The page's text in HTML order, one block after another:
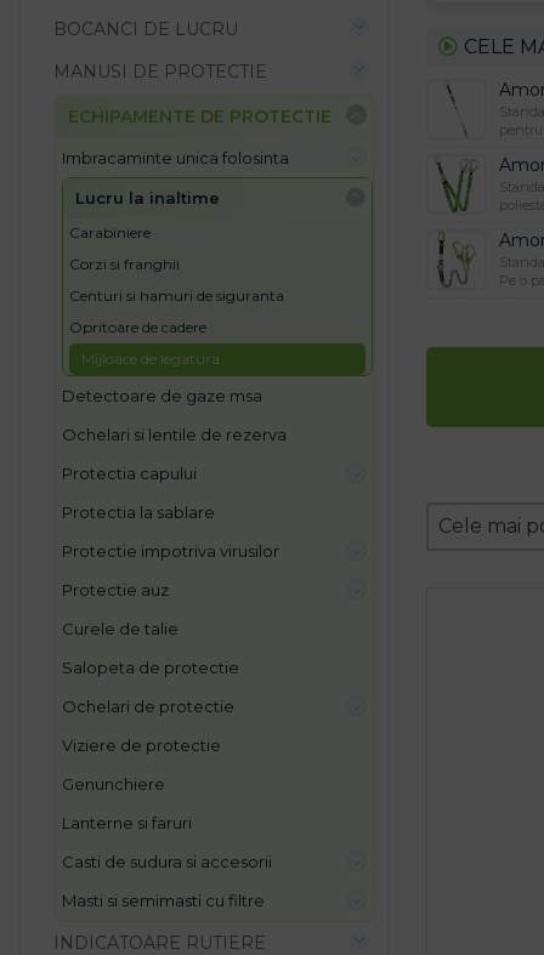
BOCANCI DE LUCRU
MANUSI DE PROTECTIE
ECHIPAMENTE DE PROTECTIE
imbracaminte unica folosinta
lucru la inaltime
carabiniere
corzi si franghii
centuri si hamuri de siguranta
opritoare de cadere
mijloace de legatura
detectoare de gaze msa
ochelari si lentile de rezerva
protectia capului
protectia la sablare
protectie impotriva virusilor
protectie auz
curele de talie
salopeta de protectie
ochelari de protectie
viziere de protectie
genunchiere
lanterne si faruri
casti de sudura si accesorii
masti si semimasti cu filtre
INDICATOARE RUTIERE
CELE
pentru
Pe o
Sort
Cele mai
Sort